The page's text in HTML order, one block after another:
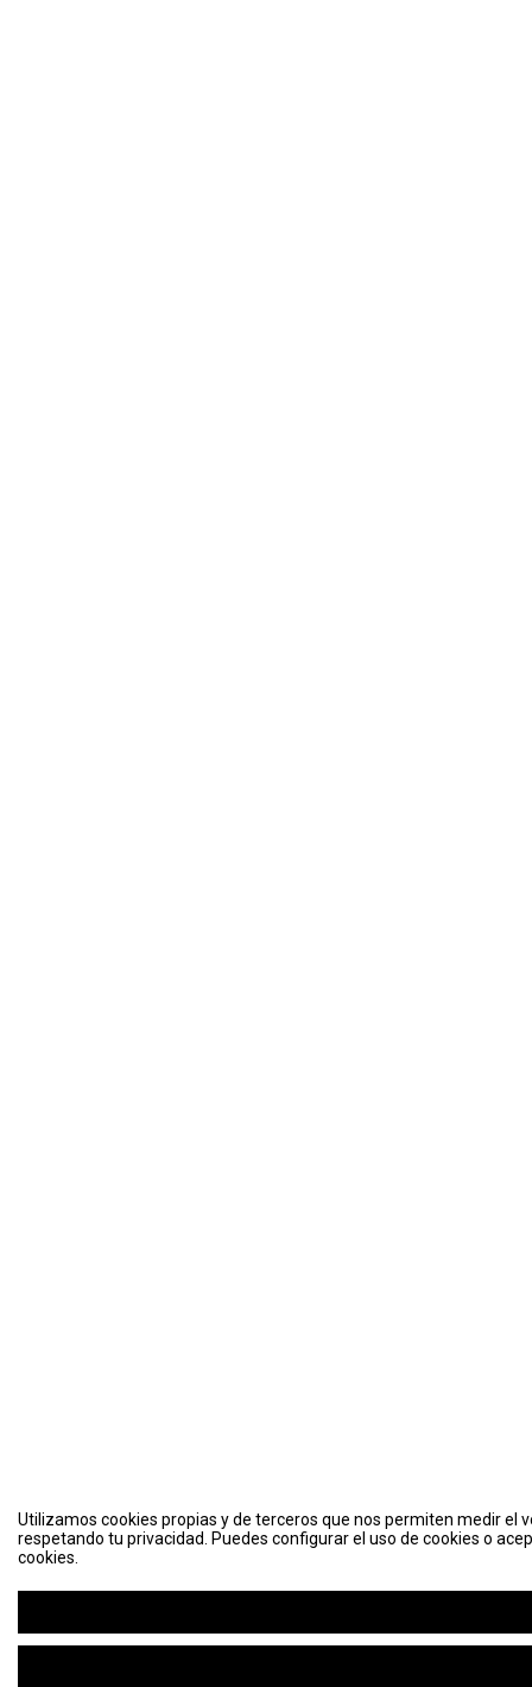
Utilizamos cookies propias y de terceros que nos permiten medir el
respetando tu privacidad. Puedes configurar el uso de cookies o
cookies.